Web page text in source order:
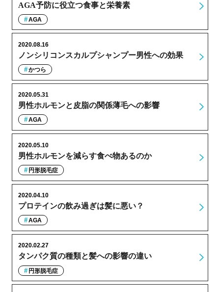
AGA予防に役立つ食事と栄養素
AGA
ノンシリコンスカルプシャンプー男性への効果
2020.08.16
かつら
男性ホルモンと皮脂の関係薄毛への影響
2020.05.31
AGA
男性ホルモンを減らす食べ物あるのか
2020.05.10
円形脱毛症
プロテインの飲み過ぎは髪に悪い？
2020.04.10
AGA
タンパク質の種類と髪への影響の違い
2020.02.27
円形脱毛症